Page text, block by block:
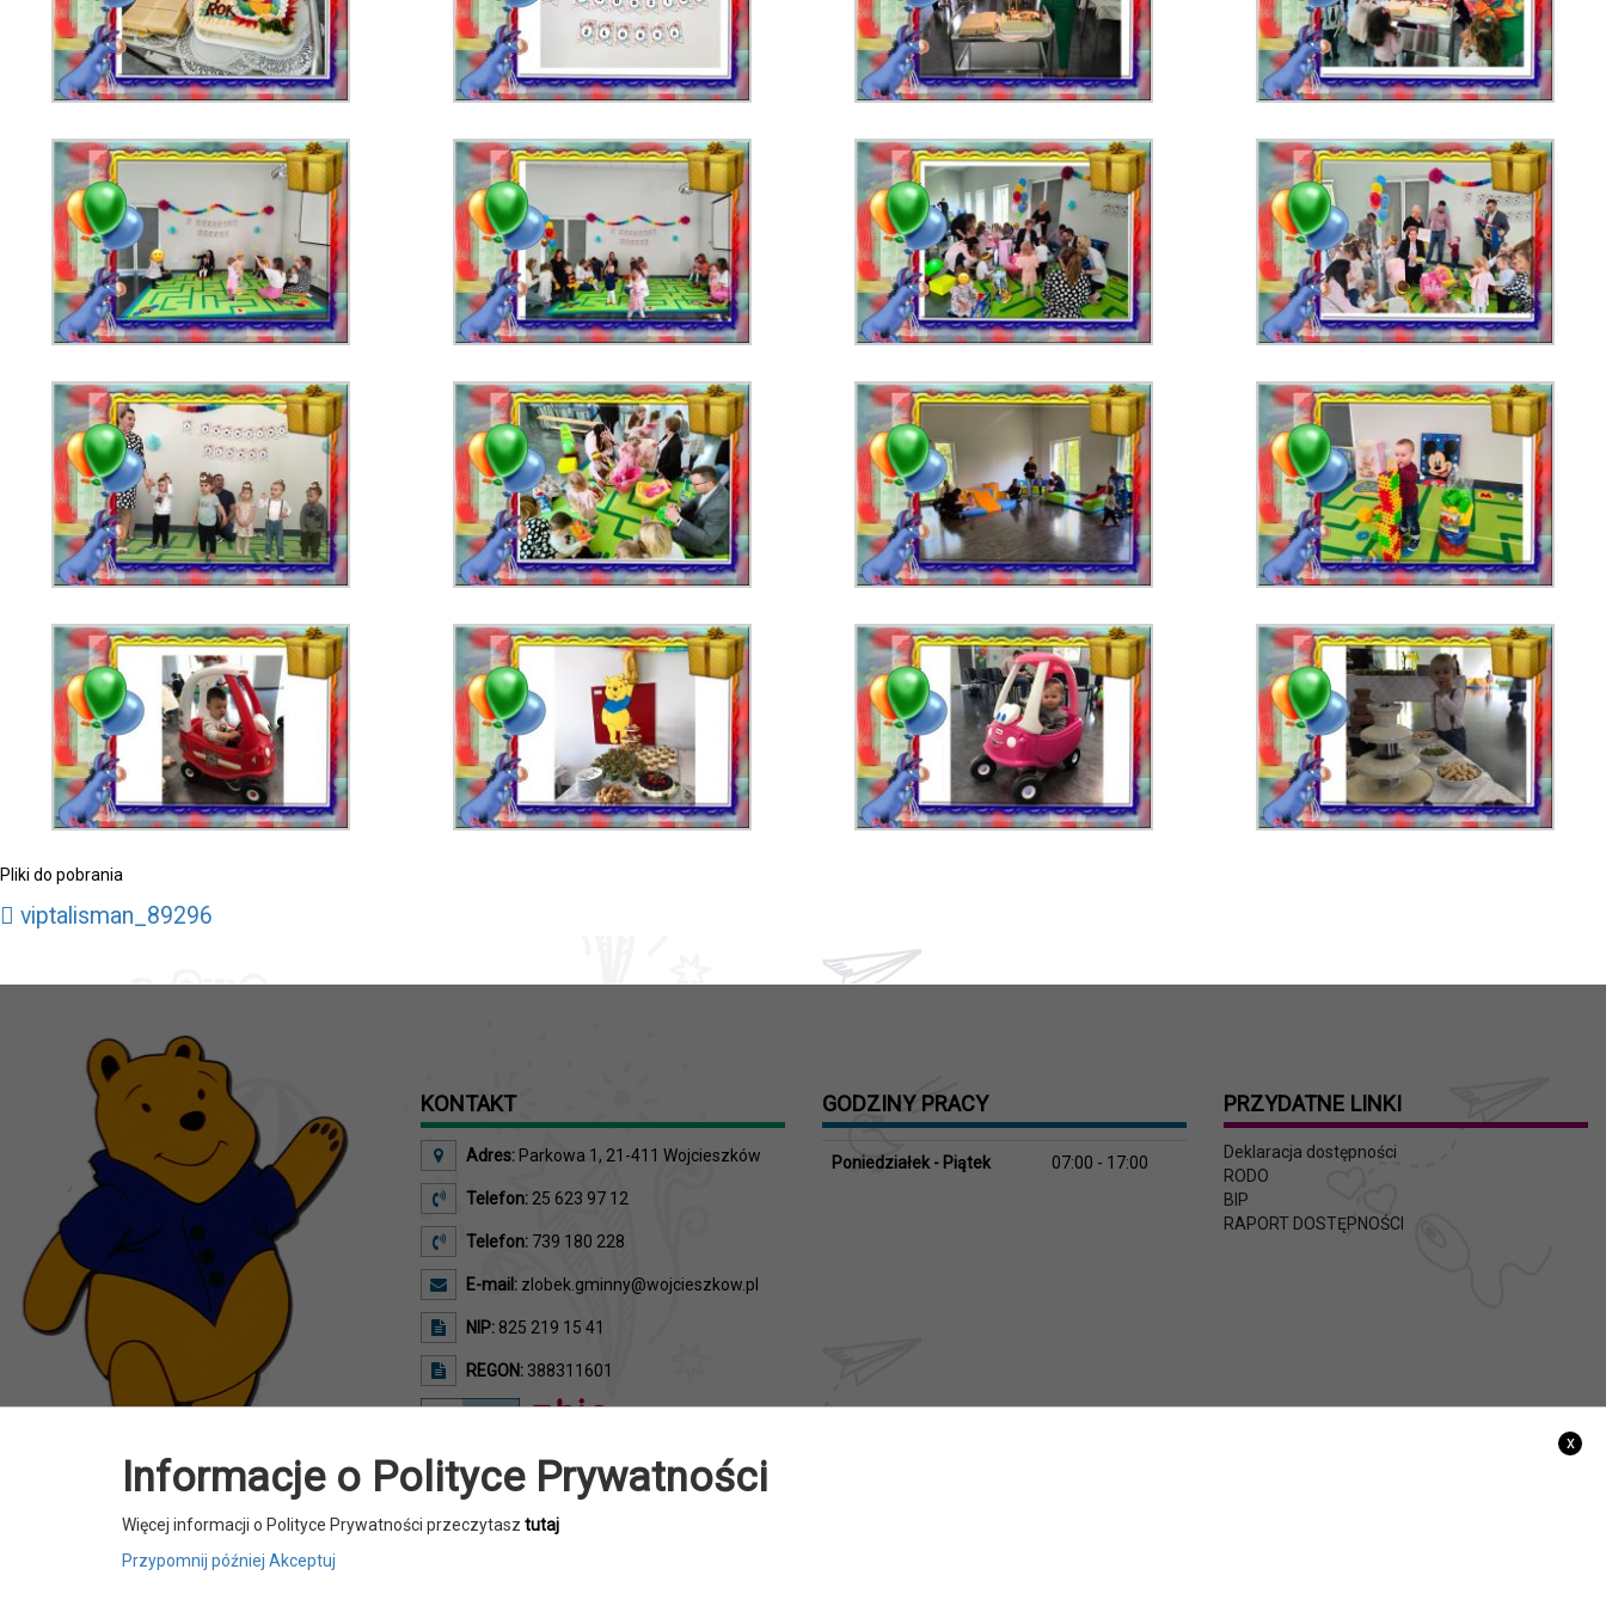
Pliki do pobrania
viptalisman_89296
KONTAKT
Adres: Parkowa 1, 21-411 Wojcieszków
Telefon: 25 623 97 12
Telefon: 739 180 228
E-mail: zlobek.gminny@wojcieszkow.pl
NIP: 825 219 15 41
REGON: 388311601
GODZINY PRACY
Poniedziałek - Piątek 07:00 - 17:00
PRZYDATNE LINKI
Deklaracja dostępności
RODO
BIP
RAPORT DOSTĘPNOŚCI
x
Informacje o Polityce Prywatności
Więcej informacji o Polityce Prywatności przeczytasz tutaj
Przypomnij później Akceptuj